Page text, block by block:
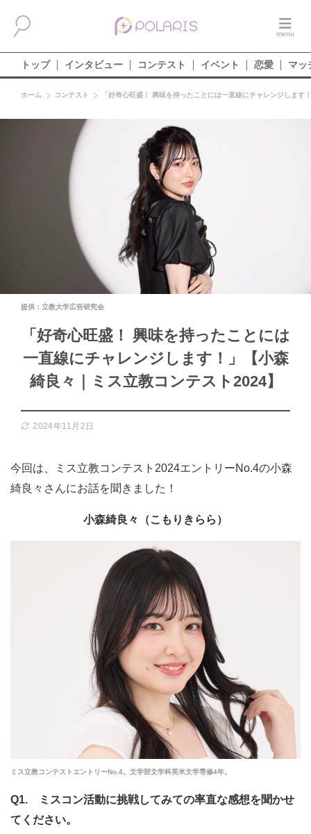
トップ インタビュー コンテスト イベント 恋愛 マッ
ホーム コンテスト 「好奇心旺盛！ 興味を持ったことには一直線にチャレンジしま
提供：立教大学広告研究会
「好奇心旺盛！ 興味を持ったことには
一直線にチャレンジします！」【小森
綺良々｜ミス立教コンテスト2024】
2024年11月2日
今回は、ミス立教コンテスト2024エントリーNo.4の小森
綺良々さんにお話を聞きました！
小森綺良々（こもりきらら）
ミス立教コンテストエントリーNo.4。文学部文学科英米文学専修4年。
Q1. ミスコン活動に挑戦してみての率直な感想を聞かせ
てください。